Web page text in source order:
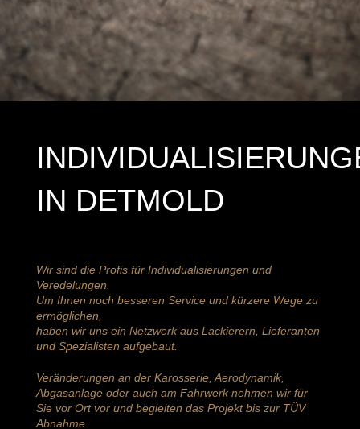
IN DETMOLD
Wir sind die Profis für Individualisierungen und
Veredelungen.
Um Ihnen noch besseren Service und kürzere Wege zu
ermöglichen,
haben wir uns ein Netzwerk aus Lackierern, Lieferanten
und Spezialisten aufgebaut.
Veränderungen an der Karosserie, Aerodynamik,
Abgasanlage oder auch am Fahrwerk nehmen wir für
Sie vor Ort vor und begleiten das Projekt bis zur TÜV
Abnahme.